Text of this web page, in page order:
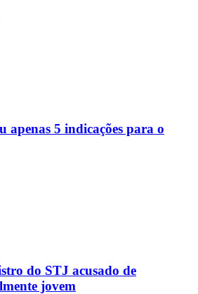
apenas 5 indicações para o
do STJ acusado de
jovem